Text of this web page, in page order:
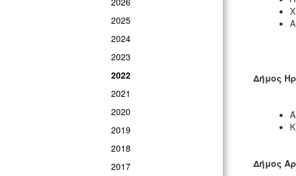
2025
2024
2023
2022
2021
2020
2019
2018
2017
Δήμος
Δήμος